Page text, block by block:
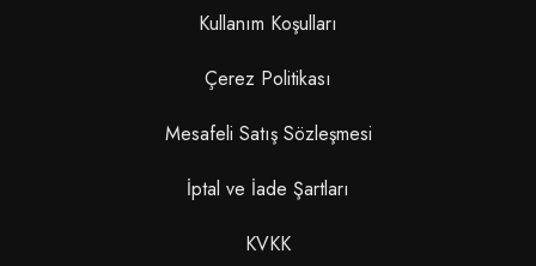
Kullanım Koşulları
Çerez Politikası
Mesafeli Satış Sözleşmesi
İptal ve İade Şartları
KVKK